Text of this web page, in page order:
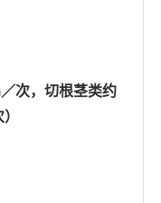
次，切根茎类约